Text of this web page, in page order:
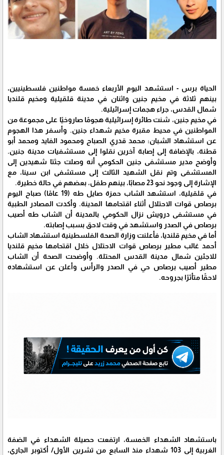
الحياة برس - استشهد اليوم الأربعاء خمسة مواطنين فلسطينيين،
بينهم ثلاثة في مخيم جنين واثنان في مدينة قلقيلية ومخيم قلنديا
شمال القدس، جراء هجمات إسرائيلية.
في مخيم جنين، شنت طائرة إسرائيلية هجومًا صاروخيًا على مجموعة من
المواطنين في محيط مقبرة مخيم شهداء جنين. وأسفر هذا الهجوم
عن استشهاد الشبان: محمد قدري الصباح ومحمود الفايد ومحمد أبو
قطنة، بالإضافة إلى إصابة آخرين نقلوا إلى مستشفيات مدينة جنين.
وأوضح مدير مستشفى جنين الحكومي أنه وصلت جثتا شهيدين إلى
المستشفى وتم نقل الشهيد الثالث إلى مستشفى ابن سينا، مع
الإشارة إلى وجود نحو 23 مصابًا، بينهم طفل، بعضهم في حالة خطيرة.
في قلقيلية، استشهد الشاب حمزة صايل طه (19 عامًا) صباح اليوم
برصاص قوات الاحتلال أثناء اقتحامها المدينة. وأكدت المصادر الطبية
في مستشفى درويش نزال الحكومي بالمدينة أن الشاب طه أصيب
برصاص في الصدر واستشهد في وقت لاحق بسبب إصابته.
أما في مخيم قلنديا، فأعلنت وزارة الصحة الفلسطينية استشهاد الشاب
أحمد غالب مطير برصاص قوات الاحتلال خلال اقتحامها مخيم قلنديا
للاجئين شمال مدينة القدس المحتلة. وأوضحت الصحة أن الشاب
مطير أصيب برصاص حي في الصدر والرأس وأعلن عن استشهاده
لاحقًا متأثرًا بجروحه.
باستشهاد الشهداء الخمسة، ارتفعت حصيلة الشهداء في الضفة
الغربية إلى 103 شهداء منذ السابع من تشرين الأول/ أكتوبر الجاري،